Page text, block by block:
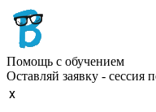
Помощь с обучением
Оставляй заявку -
x